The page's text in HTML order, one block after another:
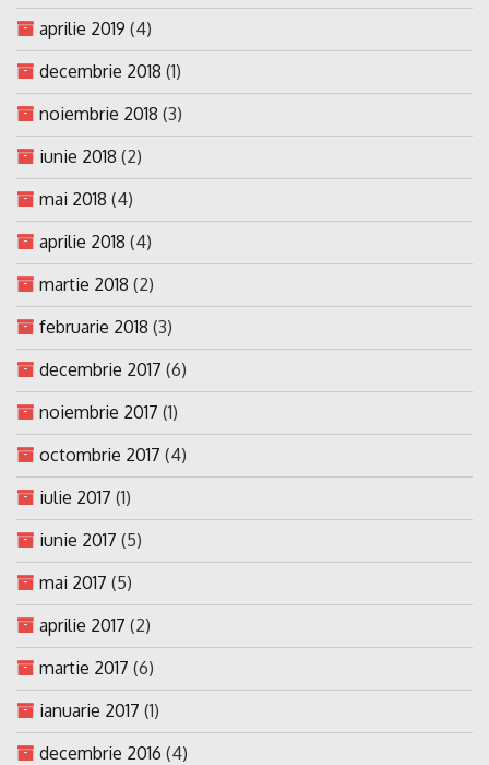
aprilie 2019 (4)
decembrie 2018 (1)
noiembrie 2018 (3)
iunie 2018 (2)
mai 2018 (4)
aprilie 2018 (4)
martie 2018 (2)
februarie 2018 (3)
decembrie 2017 (6)
noiembrie 2017 (1)
octombrie 2017 (4)
iulie 2017 (1)
iunie 2017 (5)
mai 2017 (5)
aprilie 2017 (2)
martie 2017 (6)
ianuarie 2017 (1)
decembrie 2016 (4)